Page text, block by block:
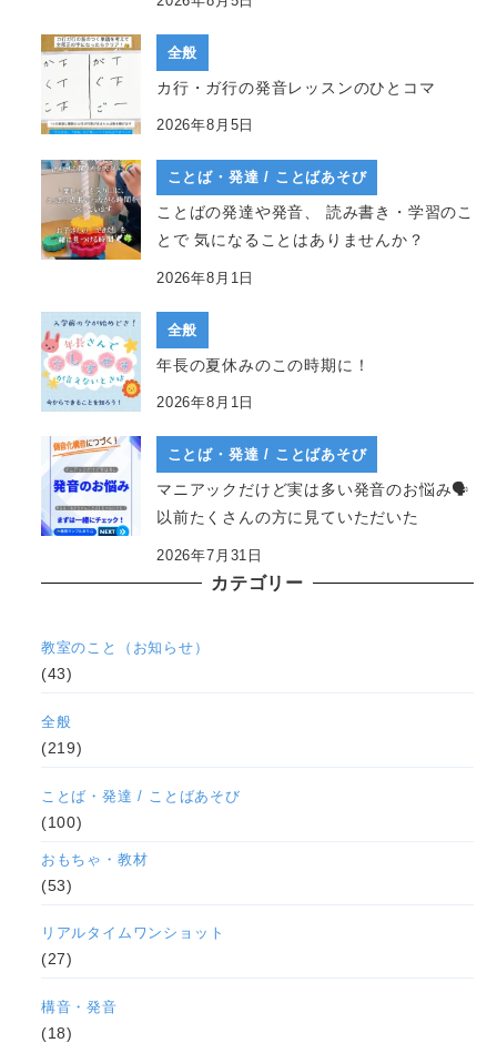
カテゴリー
おもちゃ・教材
(53)
ことば・発達 / ことばあそび
(100)
リアルタイムワンショット
(27)
全般
(219)
教室のこと（お知らせ）
(43)
構音・発音
(18)
全般
カ行・ガ行の発音レッスンのひとコマ
2026年8月5日
ことば・発達 / ことばあそび
ことばの発達や発音、 読み書き・学習のこ
とで 気になることはありませんか？
2026年8月1日
全般
年長の夏休みのこの時期に！
2026年8月1日
ことば・発達 / ことばあそび
マニアックだけど実は多い発音のお悩み🗣
以前たくさんの方に見ていただいた
2026年7月31日